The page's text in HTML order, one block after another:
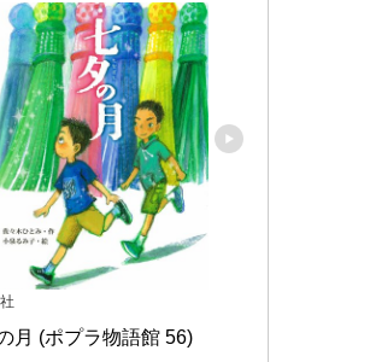
月 (ポプラ物語館 56)